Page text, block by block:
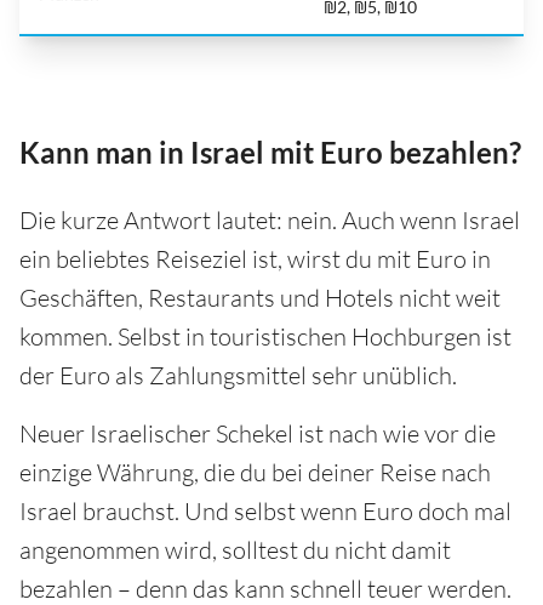
₪2, ₪5, ₪10
Kann man in Israel mit Euro bezahlen?
Die kurze Antwort lautet: nein. Auch wenn Israel
ein beliebtes Reiseziel ist, wirst du mit Euro in
Geschäften, Restaurants und Hotels nicht weit
kommen. Selbst in touristischen Hochburgen ist
der Euro als Zahlungsmittel sehr unüblich.
Neuer Israelischer Schekel ist nach wie vor die
einzige Währung, die du bei deiner Reise nach
Israel brauchst. Und selbst wenn Euro doch mal
angenommen wird, solltest du nicht damit
bezahlen – denn das kann schnell teuer werden.